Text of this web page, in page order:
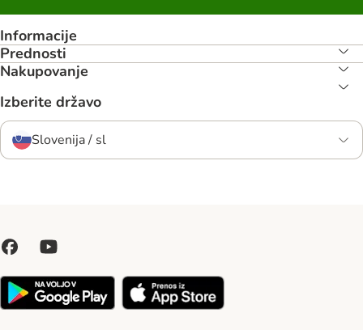
Informacije
Prednosti
Nakupovanje
Izberite državo
Slovenija / sl